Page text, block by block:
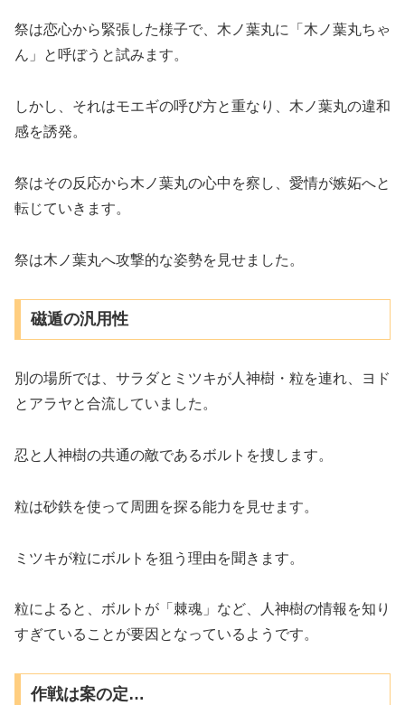
祭は恋心から緊張した様子で、木ノ葉丸に「木ノ葉丸ちゃ
ん」と呼ぼうと試みます。
しかし、それはモエギの呼び方と重なり、木ノ葉丸の違和
感を誘発。
祭はその反応から木ノ葉丸の心中を察し、愛情が嫉妬へと
転じていきます。
祭は木ノ葉丸へ攻撃的な姿勢を見せました。
磁遁の汎用性
別の場所では、サラダとミツキが人神樹・粒を連れ、ヨド
とアラヤと合流していました。
忍と人神樹の共通の敵であるボルトを捜します。
粒は砂鉄を使って周囲を探る能力を見せます。
ミツキが粒にボルトを狙う理由を聞きます。
粒によると、ボルトが「棘魂」など、人神樹の情報を知り
すぎていることが要因となっているようです。
作戦は案の定…